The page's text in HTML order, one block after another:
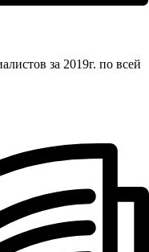
за 2019г. по всей